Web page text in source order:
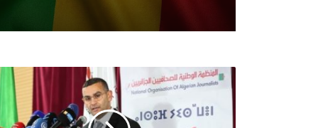
منظمة
الصحفيين
تدعو
لتطبيق